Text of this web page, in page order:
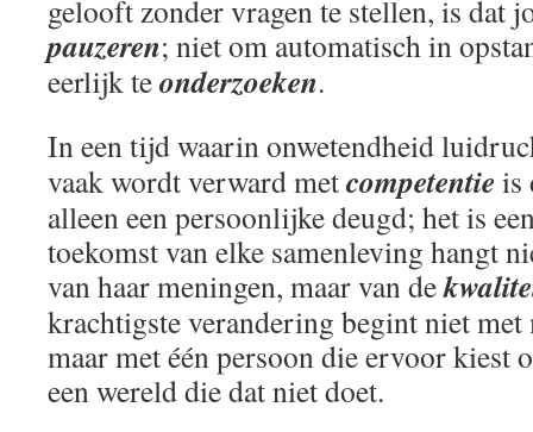
gelooft zonder vragen te stellen, is dat
pauzeren; niet om automatisch in
eerlijk teonderzoeken.
In een tijd waarin onwetendheid
vaak wordt verward metcompetentie is
alleen een persoonlijke deugd; het is
toekomst van elke samenleving hangt
van haar meningen, maar van de
krachtigste verandering begint niet met
maar met één persoon die ervoor kiest
een wereld die dat niet doet.